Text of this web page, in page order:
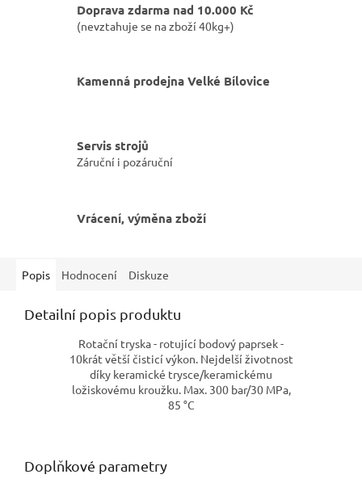
Doprava zdarma nad 10.000 Kč
(nevztahuje se na zboží 40kg+)
Kamenná prodejna Velké Bílovice
Servis strojů
Záruční i pozáruční
Vrácení, výměna zboží
Popis Hodnocení Diskuze
Detailní popis produktu
Rotační tryska - rotující bodový paprsek -
10krát větší čisticí výkon. Nejdelší životnost
díky keramické trysce/keramickému
ložiskovému kroužku. Max. 300 bar/30 MPa,
85 °C
Doplňkové parametry